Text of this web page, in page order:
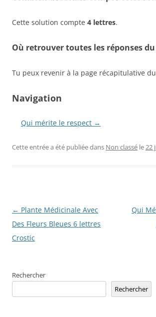
Cette solution compte 4 lettres.
Où retrouver toutes les réponses
Tu peux revenir à la page récapitulative du
Navigation
Qui mérite le respect →
Cette entrée a été publiée dans Non classé le22
Navigation
des
articles
← Plante Médicinale Avec
Des Fleurs Bleues 6 lettres
Crostic
Qui
Rechercher
Rechercher